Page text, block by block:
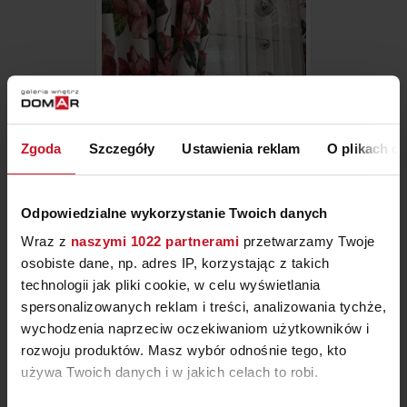
Zgoda Szczegóły Ustawienia reklam O plikach
Odpowiedzialne wykorzystanie Twoich danych
Wraz z naszymi 1022 partnerami przetwarzamy Twoje
osobiste dane, np. adres IP, korzystając z takich
technologii jak pliki cookie, w celu wyświetlania
spersonalizowanych reklam i treści, analizowania tychże,
wychodzenia naprzeciw oczekiwaniom użytkowników i
rozwoju produktów. Masz wybór odnośnie tego, kto
używa Twoich danych i w jakich celach to robi.
ZASŁONA Z KOLOROWEJ
OD 42 ZŁ/MB